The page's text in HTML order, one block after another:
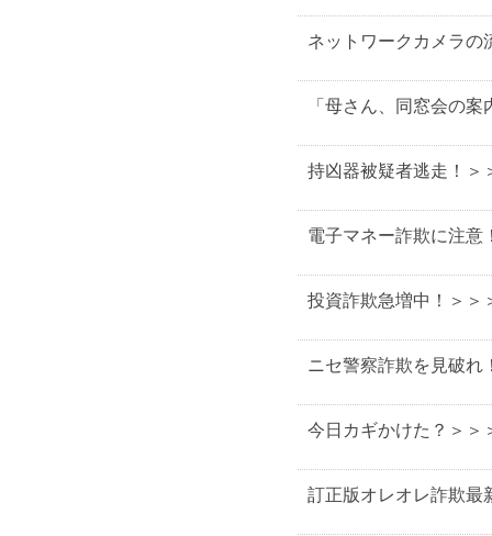
ネットワークカメラの
「母さん、同窓会の
持凶器被疑者逃走！＞
電子マネー詐欺に注意
投資詐欺急増中！＞＞
ニセ警察詐欺を見破れ
今日カギかけた？＞＞
訂正版オレオレ詐欺最